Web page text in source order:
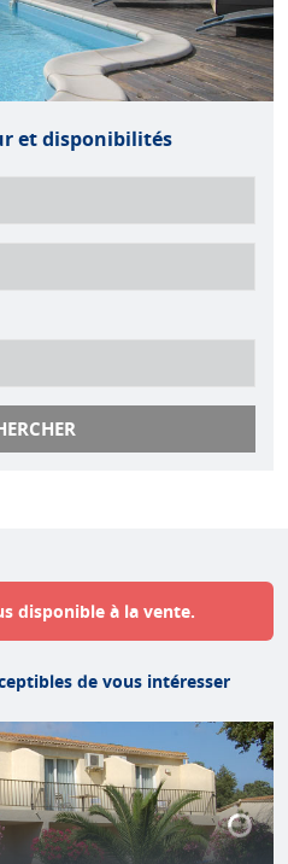
et disponibilités
disponible à la vente.
de vous intéresser